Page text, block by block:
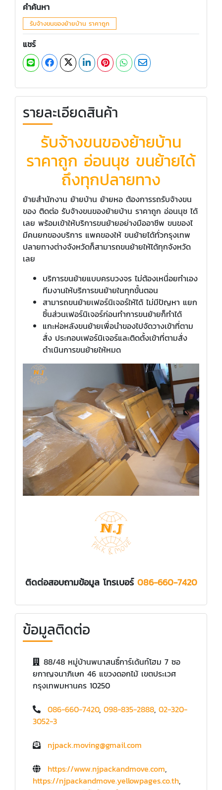
คำค้นหา
รับจ้างขนของย้ายบ้าน ราคาถูก
แชร์
รายละเอียดสินค้า
รับจ้างขนของย้ายบ้าน
ราคาถูก อ่อนนุช ขนย้ายได้
ถึงทุกปลายทาง
ย้ายสำนักงาน ย้ายบ้าน ย้ายหอ ต้องการรถรับจ้างขน
ของ ติดต่อ รับจ้างขนของย้ายบ้าน ราคาถูก อ่อนนุช ได้
เลย พร้อมเข้าให้บริการขนย้ายอย่างมืออาชีพ ขนของไ
มีคนยกของบริการ แพคของให้ ขนย้ายได้ทั่วกรุงเทพ
ปลายทางต่างจังหวัดก็สามารถขนย้ายให้ได้ทุกจังหวัด
เลย
บริการขนย้ายแบบครบวงจร ไม่ต้องเหนื่อยทำเอง
ทีมงานให้บริการขนย้ายในทุกขั้นตอน
สามารถขนย้ายเฟอร์นิเจอร์ให้ได้ ไม่มีปัญหา แยก
ชิ้นส่วนเฟอร์นิเจอร์ก่อนทำการขนย้ายก็ทำได้
แกะห่อหลังขนย้ายเพื่อนำของไปจัดวางเข้าที่ตาม
สั่ง ประกอบเฟอร์นิเจอร์และติดตั้งเข้าที่ตามสั่ง
ดำเนินการขนย้ายให้หมด
ติดต่อสอบถามข้อมูล โทรเบอร์ 086-660-7420
ข้อมูลติดต่อ
88/48 หมู่บ้านพนาสนธิ์การ์เด้นท์โฮม 7 ซอ
ยกาญจนาภิเษก 46 แขวงดอกไม้ เขตประเวศ
กรุงเทพมหานคร 10250
086-660-7420, 098-835-2888, 02-320-
3052-3
njpack.moving@gmail.com
https://www.njpackandmove.com,
https://njpackandmove.yellowpages.co.th,